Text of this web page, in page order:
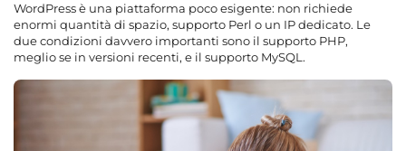
WordPress è una piattaforma poco esigente: non richiede
enormi quantità di spazio, supporto Perl o un IP dedicato. Le
due condizioni davvero importanti sono il supporto PHP,
meglio se in versioni recenti, e il supporto MySQL.